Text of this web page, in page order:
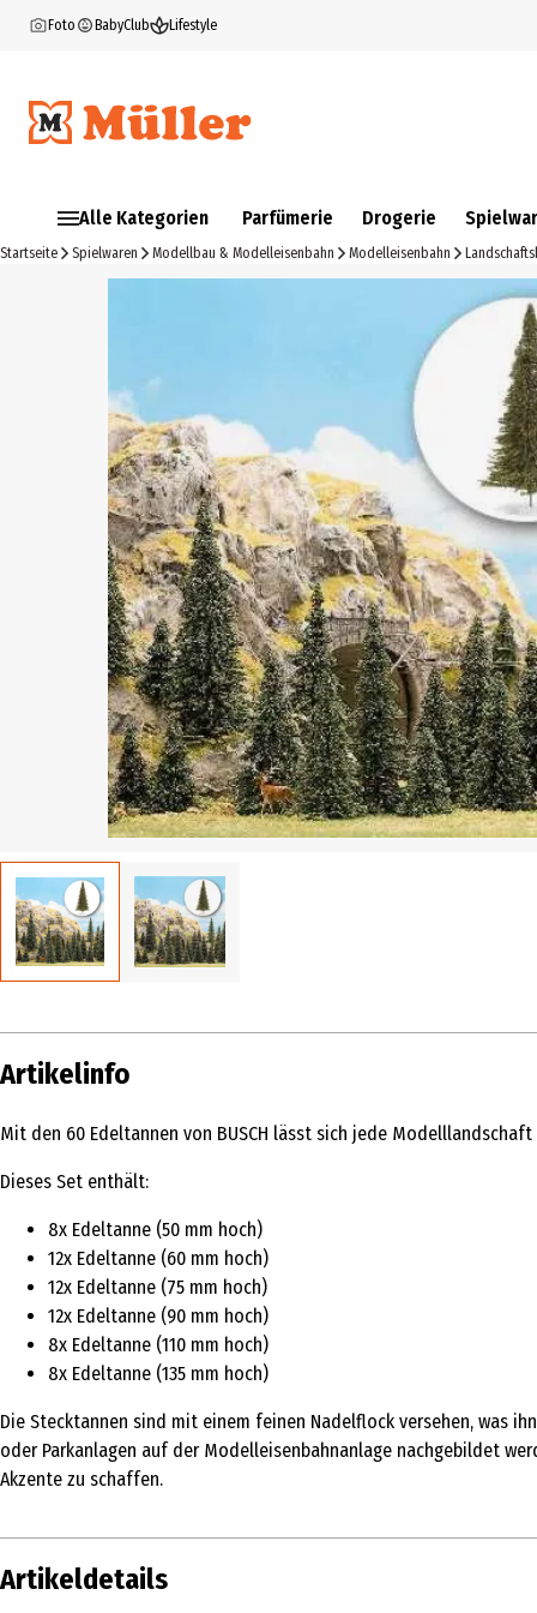
Foto BabyClub Lifestyle
Alle Kategorien Parfümerie Drogerie
Startseite Spielwaren Modellbau & Modelleisenbahn Modelleisenbahn
Artikelinfo
Mit den 60 Edeltannen von BUSCH lässt sich jede
Dieses Set enthält:
8x Edeltanne (50 mm hoch)
12x Edeltanne (60 mm hoch)
12x Edeltanne (75 mm hoch)
12x Edeltanne (90 mm hoch)
8x Edeltanne (110 mm hoch)
8x Edeltanne (135 mm hoch)
Die Stecktannen sind mit einem feinen Nadelflock versehen, was
oder Parkanlagen auf der Modelleisenbahnanlage nachgebildet
Akzente zu schaffen.
Artikeldetails